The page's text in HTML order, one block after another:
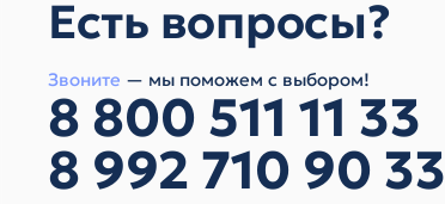
Есть вопросы?
Звоните — мы поможем с выбором!
8 800 511 11 33
8 992 710 90 33